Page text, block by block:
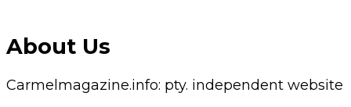
About Us
Carmelmagazine.info: pty. independent website